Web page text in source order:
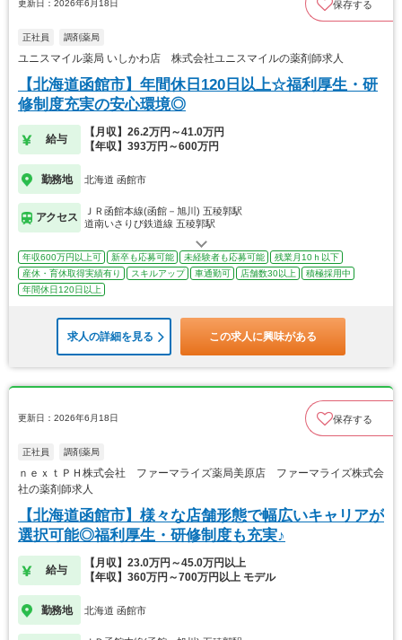
更新日：2026年6月18日 保存する
正社員 調剤薬局
ユニスマイル薬局 いしかわ店 株式会社ユニスマイルの薬剤師求人
【北海道函館市】年間休日120日以上☆福利厚生・研
修制度充実の安心環境◎
給与
【月収】26.2万円～41.0万円
【年収】393万円～600万円
勤務地 北海道 函館市
アクセス
ＪＲ函館本線(函館－旭川) 五稜郭駅
道南いさりび鉄道線 五稜郭駅
年収600万円以上可 新卒も応募可能 未経験者も応募可能
残業月10ｈ以下
産休・育休取得実績有り
スキルアップ 車通勤可 店舗数30以上
積極採用中
年間休日120日以上
求人の詳細を見る この求人に興味がある
更新日：2026年6月18日 保存する
正社員 調剤薬局
ｎｅｘｔＰＨ株式会社 ファーマライズ薬局美原店 ファーマライズ株式会
社の薬剤師求人
【北海道函館市】様々な店舗形態で幅広いキャリアが
選択可能◎福利厚生・研修制度も充実♪
給与
【月収】23.0万円～45.0万円以上
【年収】360万円～700万円以上 モデル
勤務地 北海道 函館市